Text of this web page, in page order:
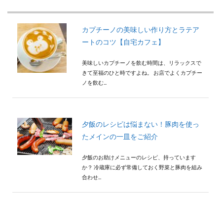
カプチーノの美味しい作り方とラテア
ートのコツ【自宅カフェ】
美味しいカプチーノを飲む時間は、リラックスで
きて至福のひと時ですよね。 お店でよくカプチー
ノを飲む...
夕飯のレシピは悩まない！豚肉を使っ
たメインの一皿をご紹介
夕飯のお助けメニューのレシピ、持っています
か？ 冷蔵庫に必ず常備しておく野菜と豚肉を組み
合わせ...